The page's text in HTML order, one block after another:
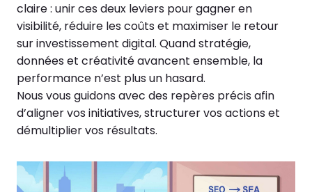
claire : unir ces deux leviers pour gagner en
visibilité, réduire les coûts et maximiser le retour
sur investissement digital. Quand stratégie,
données et créativité avancent ensemble, la
performance n’est plus un hasard.
Nous vous guidons avec des repères précis afin
d’aligner vos initiatives, structurer vos actions et
démultiplier vos résultats.